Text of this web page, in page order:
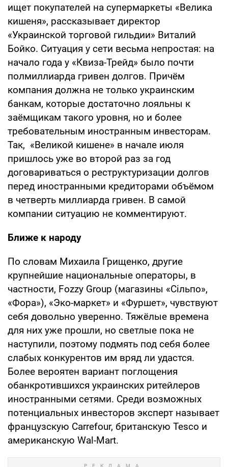
ищет покупателей на супермаркеты «Велика
кишеня», рассказывает директор
«Украинской торговой гильдии» Виталий
Бойко. Ситуация у сети весьма непростая: на
начало года у «Квиза-Трейд» было почти
полмиллиарда гривен долгов. Причём
компания должна не только украинским
банкам, которые достаточно лояльны к
заёмщикам такого уровня, но и более
требовательным иностранным инвесторам.
Так, «Великой кишене» в начале июля
пришлось уже во второй раз за год
договариваться о реструктуризации долгов
перед иностранными кредиторами объёмом
в четверть миллиарда гривен. В самой
компании ситуацию не комментируют.
Ближе к народу
По словам Михаила Грищенко, другие
крупнейшие национальные операторы, в
частности, Fozzy Group (магазины «Сільпо»,
«Фора»), «Эко-маркет» и «Фуршет», чувствуют
себя довольно уверенно. Тяжёлые времена
для них уже прошли, но светлые пока не
наступили, поэтому подмять под себя более
слабых конкурентов им вряд ли удастся.
Более вероятен вариант поглощения
обанкротившихся украинских ритейлеров
иностранными сетями. Среди возможных
потенциальных инвесторов эксперт называет
французскую Carrefour, британскую Tesco и
американскую Wal-Mart.